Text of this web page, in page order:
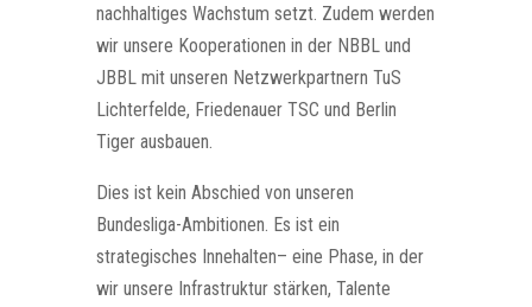
nachhaltiges Wachstum setzt. Zudem werden
wir unsere Kooperationen in der NBBL und
JBBL mit unseren Netzwerkpartnern TuS
Lichterfelde, Friedenauer TSC und Berlin
Tiger ausbauen.
Dies ist kein Abschied von unseren
Bundesliga-Ambitionen. Es ist ein
strategisches Innehalten– eine Phase, in der
wir unsere Infrastruktur stärken, Talente